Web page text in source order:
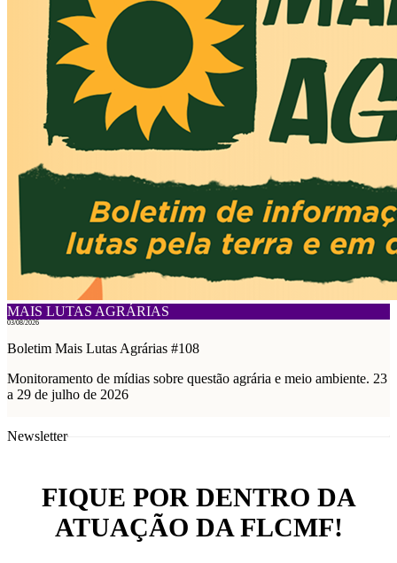
MAIS LUTAS AGRÁRIAS
03/08/2026
Boletim Mais Lutas Agrárias #108
Monitoramento de mídias sobre questão agrária e meio ambiente. 23
a 29 de julho de 2026
Newsletter
FIQUE POR DENTRO DA
ATUAÇÃO DA FLCMF!